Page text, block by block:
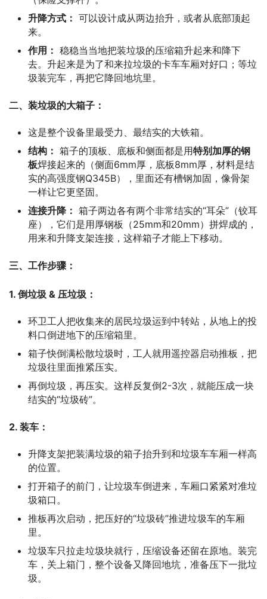
升降方式： 可以设计成从两边抬升，或者从底部顶起
来。
作用： 稳稳当当地把装垃圾的压缩箱升起来和降下
去。升起来是为了和来拉垃圾的卡车车厢对好口；等垃
圾装完车，再把它降回地坑里。
二、装垃圾的大箱子：
这是整个设备里最受力、最结实的大铁箱。
结构： 箱子的顶板、底板和侧面都是用特别加厚的钢
板焊接起来的（侧面6mm厚，底板8mm厚，材料是结
实的高强度钢Q345B），里面还有槽钢加固，像骨架
一样让它更坚固。
连接升降： 箱子两边各有两个非常结实的“耳朵”（铰耳
座），它们是用厚钢板（25mm和20mm）拼焊成的，
用来和升降支架连接，这样箱子才能上下移动。
三、工作步骤：
1. 倒垃圾 & 压垃圾：
环卫工人把收集来的居民垃圾运到中转站，从地上的投
料口倒进地下的压缩箱里。
箱子快倒满松散垃圾时，工人就用遥控器启动推板，把
垃圾往里面推紧压实。
再倒垃圾，再压实。这样反复倒2-3次，就能压成一块
结实的“垃圾砖”。
2. 装车：
升降支架把装满垃圾的箱子抬升到和垃圾车车厢一样高
的位置。
打开箱子的前门，让垃圾车倒进来，车厢口紧紧对准垃
圾箱口。
推板再次启动，把压好的“垃圾砖”推进垃圾车的车厢
里。
垃圾车只拉走垃圾块就行，压缩设备还留在原地。装完
车，关上箱门，整个设备又降回地坑，准备压下一批垃
圾。